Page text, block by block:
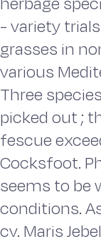
- variety
grasses in
various
Three
picked out ;
fescue
Cocksfoot.
seems to be
conditions.
cv. Maris